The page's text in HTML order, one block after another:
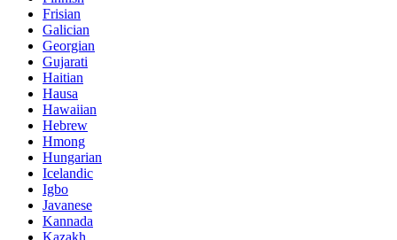
Frisian
Galician
Georgian
Gujarati
Haitian
Hausa
Hawaiian
Hebrew
Hmong
Hungarian
Icelandic
Igbo
Javanese
Kannada
Kazakh